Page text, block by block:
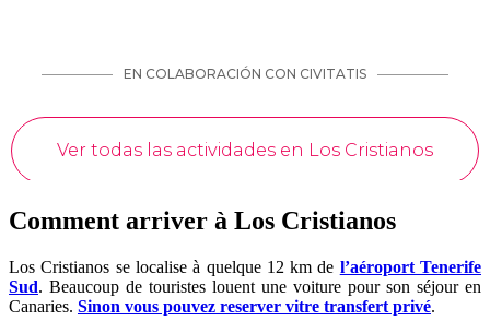
Comment arriver à Los Cristianos
Los Cristianos se localise à quelque 12 km de l’aéroport Tenerife
Sud. Beaucoup de touristes louent une voiture pour son séjour en
Canaries. Sinon vous pouvez reserver vitre transfert privé.